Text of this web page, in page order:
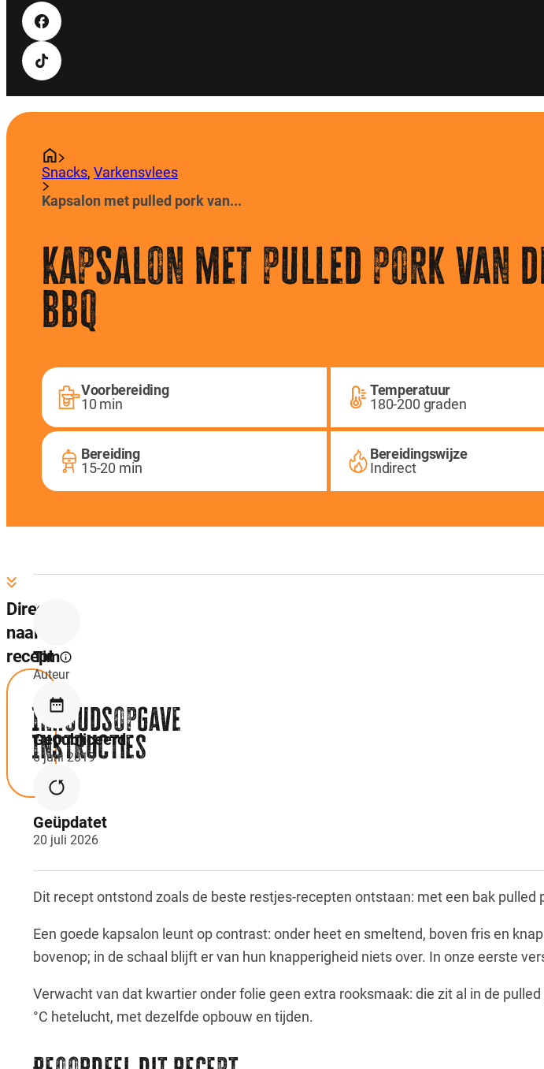
Snacks, Varkensvlees
Kapsalon met pulled pork van...
Kapsalon met pulled pork van
bbq
Voorbereiding
10 min
Temperatuur
180-200 graden
Bereiding
15-20 min
Bereidingswijze
Indirect
Direct
naar
recept
Inhoudsopgave
Instructies
Tim
Auteur
Gepubliceerd
6 juni 2019
Geüpdatet
20 juli 2026
Dit recept ontstond zoals de beste restjes-recepten ontstaan: met een bak
Een goede kapsalon leunt op contrast: onder heet en smeltend, boven fris en
bovenop; in de schaal blijft er van hun knapperigheid niets over. In onze eerste
Verwacht van dat kwartier onder folie geen extra rooksmaak: die zit al in de
°C hetelucht, met dezelfde opbouw en tijden.